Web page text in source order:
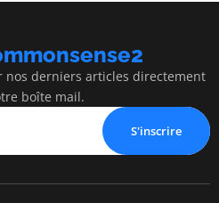
nos derniers articles directement
boîte mail.
S'inscrire